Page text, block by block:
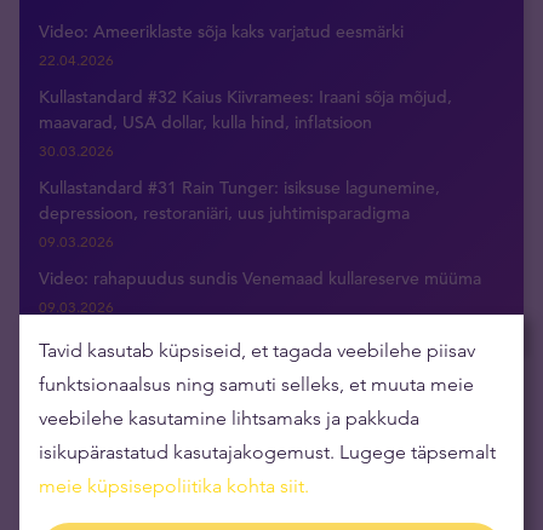
Video: Ameeriklaste sõja kaks varjatud eesmärki
22.04.2026
Kullastandard #32 Kaius Kiivramees: Iraani sõja mõjud,
maavarad, USA dollar, kulla hind, inflatsioon
30.03.2026
Kullastandard #31 Rain Tunger: isiksuse lagunemine,
depressioon, restoraniäri, uus juhtimisparadigma
09.03.2026
Video: rahapuudus sundis Venemaad kullareserve müüma
09.03.2026
Tellige uudised otse oma e-postkasti
Tavid kasutab küpsiseid, et tagada veebilehe piisav
funktsionaalsus ning samuti selleks, et muuta meie
veebilehe kasutamine lihtsamaks ja pakkuda
isikupärastatud kasutajakogemust. Lugege täpsemalt
meie küpsisepoliitika kohta siit.